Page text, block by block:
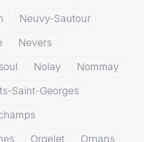
Neuvy-Sautour
Nevers
Nolay
Nommay
Saint-Georges
Orgelet
Ornans